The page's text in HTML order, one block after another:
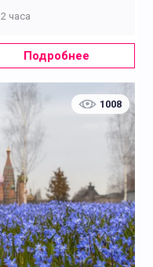
2 часа
Подробнее
1008